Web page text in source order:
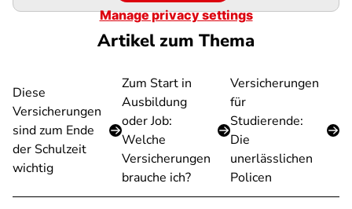
Manage privacy settings
Artikel zum Thema
Diese
Versicherungen
sind zum Ende
der Schulzeit
wichtig
Zum Start in
Ausbildung
oder Job:
Welche
Versicherungen
brauche ich?
Versicherungen
für
Studierende:
Die
unerlässlichen
Policen